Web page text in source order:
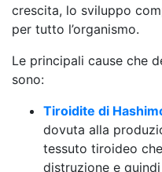
crescita, lo sviluppo
per tutto l’organismo.
Le principali cause che
sono:
Tiroidite di
dovuta alla
tessuto tiroideo
distruzione e